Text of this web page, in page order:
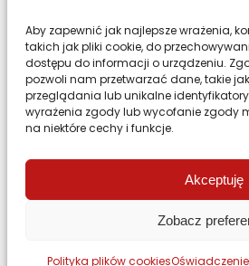
Aby zapewnić jak najlepsze wrażenia,
takich jak pliki cookie, do
dostępu do informacji o urządzeniu.
pozwoli nam przetwarzać dane, takie
przeglądania lub unikalne
wyrażenia zgody lub wycofanie zgody
na niektóre cechy i funkcje.
Akceptuję
Zobacz
Polityka plików cookies
Design & Code by
Przewiń stronę do góry